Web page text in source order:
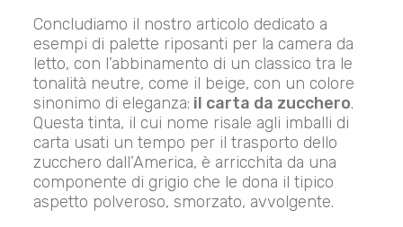
Concludiamo il nostro articolo dedicato a
esempi di palette riposanti per la camera da
letto, con l’abbinamento di un classico tra le
tonalità neutre, come il beige, con un colore
sinonimo di eleganza: il carta da zucchero.
Questa tinta, il cui nome risale agli imballi di
carta usati un tempo per il trasporto dello
zucchero dall’America, è arricchita da una
componente di grigio che le dona il tipico
aspetto polveroso, smorzato, avvolgente.